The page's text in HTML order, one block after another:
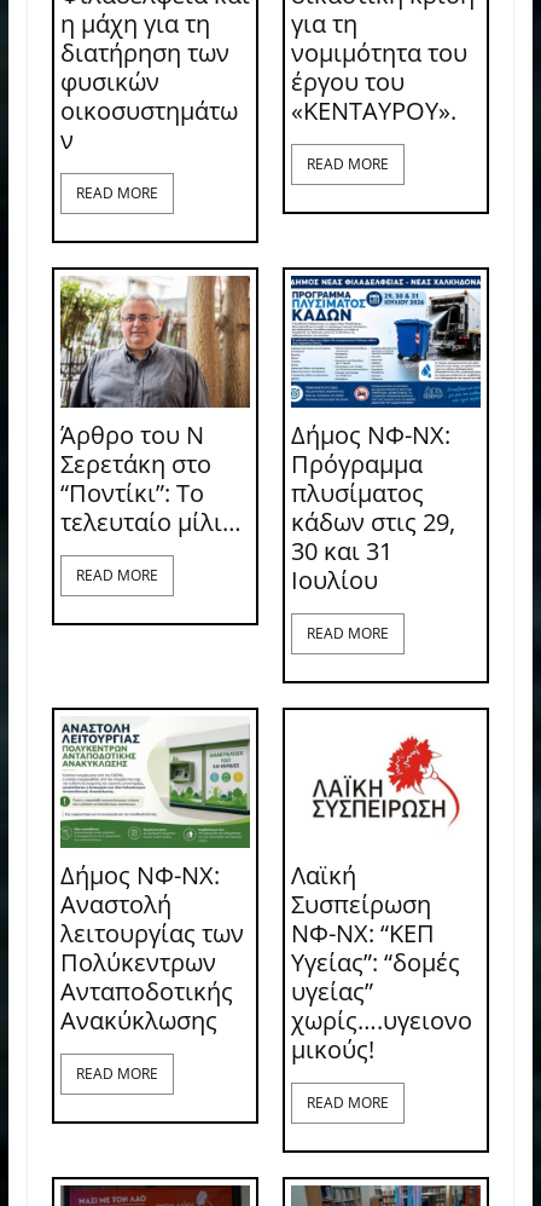
η μάχη για τη
διατήρηση των
φυσικών
οικοσυστημάτω
ν
READ MORE
για τη
νομιμότητα του
έργου του
«ΚΕΝΤΑΥΡΟΥ».
READ MORE
Άρθρο του Ν
Σερετάκη στο
“Ποντίκι”: Το
τελευταίο μίλι…
READ MORE
Δήμος ΝΦ-ΝΧ:
Πρόγραμμα
πλυσίματος
κάδων στις 29,
30 και 31
Ιουλίου
READ MORE
Δήμος ΝΦ-ΝΧ:
Αναστολή
λειτουργίας των
Πολύκεντρων
Ανταποδοτικής
Ανακύκλωσης
READ MORE
Λαϊκή
Συσπείρωση
ΝΦ-ΝΧ: “ΚΕΠ
Υγείας”: “δομές
υγείας”
χωρίς….υγειονο
μικούς!
READ MORE